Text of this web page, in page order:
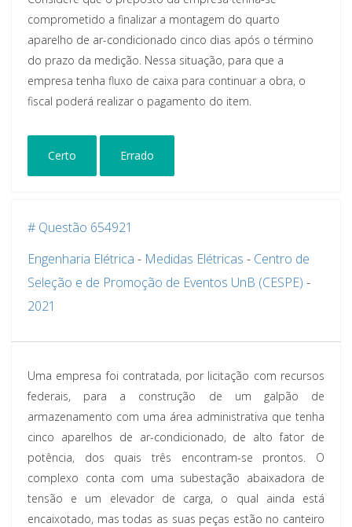
comprometido a finalizar a montagem do quarto
aparelho de ar-condicionado cinco dias após o término
do prazo da medição. Nessa situação, para que a
empresa tenha fluxo de caixa para continuar a obra, o
fiscal poderá realizar o pagamento do item.
Certo Errado
# Questão 654921
Engenharia Elétrica - Medidas Elétricas - Centro de
Seleção e de Promoção de Eventos UnB (CESPE) -
2021
Uma empresa foi contratada, por licitação com recursos
federais, para a construção de um galpão de
armazenamento com uma área administrativa que tenha
cinco aparelhos de ar-condicionado, de alto fator de
potência, dos quais três encontram-se prontos. O
complexo conta com uma subestação abaixadora de
tensão e um elevador de carga, o qual ainda está
encaixotado, mas todas as suas peças estão no canteiro